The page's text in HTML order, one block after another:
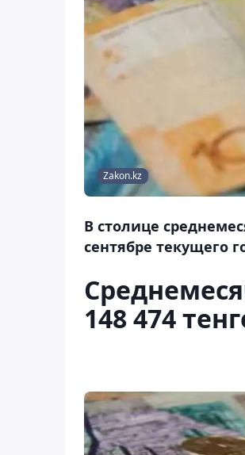
Zakon.kz
В столице
сентябре текущего
148 474